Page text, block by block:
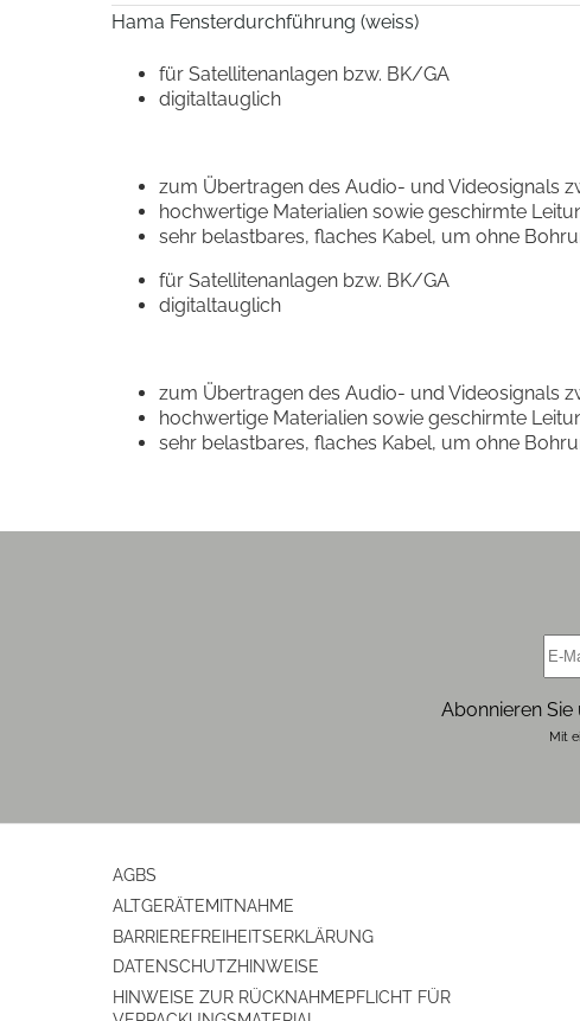
Hama Fensterdurchführung (weiss)
für Satellitenanlagen bzw. BK/GA
digitaltauglich
zum Übertragen des Audio- und Videosignals
hochwertige Materialien sowie geschirmte
sehr belastbares, flaches Kabel, um ohne
für Satellitenanlagen bzw. BK/GA
digitaltauglich
zum Übertragen des Audio- und Videosignals
hochwertige Materialien sowie geschirmte
sehr belastbares, flaches Kabel, um ohne
Abonnieren Sie
Mit
AGBS
ALTGERÄTEMITNAHME
BARRIEREFREIHEITSERKLÄRUNG
DATENSCHUTZHINWEISE
HINWEISE ZUR RÜCKNAHMEPFLICHT FÜR